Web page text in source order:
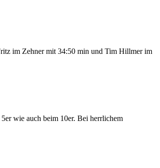
im Zehner mit 34:50 min und Tim Hillmer im
wie auch beim 10er. Bei herrlichem